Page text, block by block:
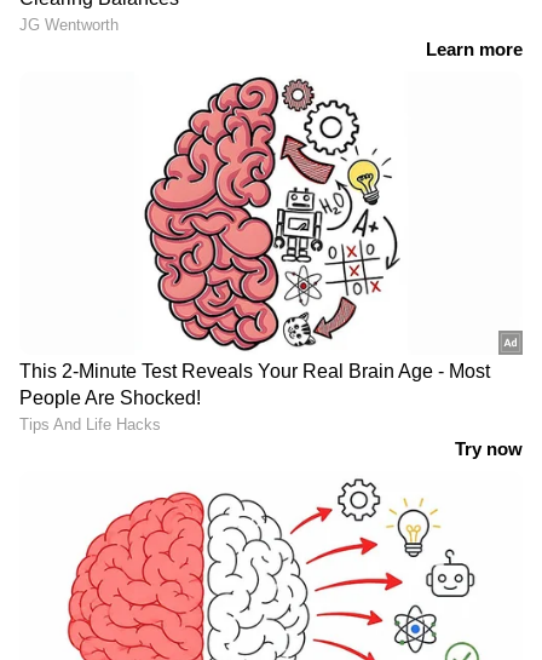
ദിവസവും മൂന്ന് കപ്പ് കട്ടൻ ചായ കുടിച്ചാൽ
രക്തസമ്മർദ്ദം കുറയ്ക്കാനാകുമെന്ന് മിക്ക
പഠനങ്ങളിലും പറയുന്നു. അമിത രക്തസമ്മർദ്ദം
ഉണ്ടായാൽ ഹൃദയാഘാതം, സ്‌ട്രോക്ക്,
വൃക്കരോഗം, മറവിരോഗം, അന്ധത,
ലൈംഗികശേഷിക്കുറവ് എന്നിവ ഉണ്ടാകാനുള്ള
സാധ്യത വളരെ കൂടുതലാണ്. ‌‌
80 ശതമാനം വരെയും പക്ഷാഘാതം
നിന്ത്രിക്കാനാകുന്ന അസുഖമാണെന്നാണ് വിദ​
ഗ്ധർ പറയുന്നത്. ദിവസവും മൂന്നോ നാലോ
ഇന്ത്യൻ ബാങ്കിനെ തട്ടിച്ച് DSA;
മൈമോ ഫിനാൻഷ്യൽ സർവീസസ് |
കർണാടകത്തിൽ KSRTC ബസ്
അപകടത്തിൽപ്പെട്ട സംഭവം:
സിംഗിൾ ഡ്രൈവർ ഡ്യൂട്ടിയാണ്
അപകടകാരണമെന്ന് ജീവനക്കാർ